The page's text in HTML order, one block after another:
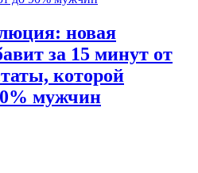
новая
за 15 минут от
которой
мужчин